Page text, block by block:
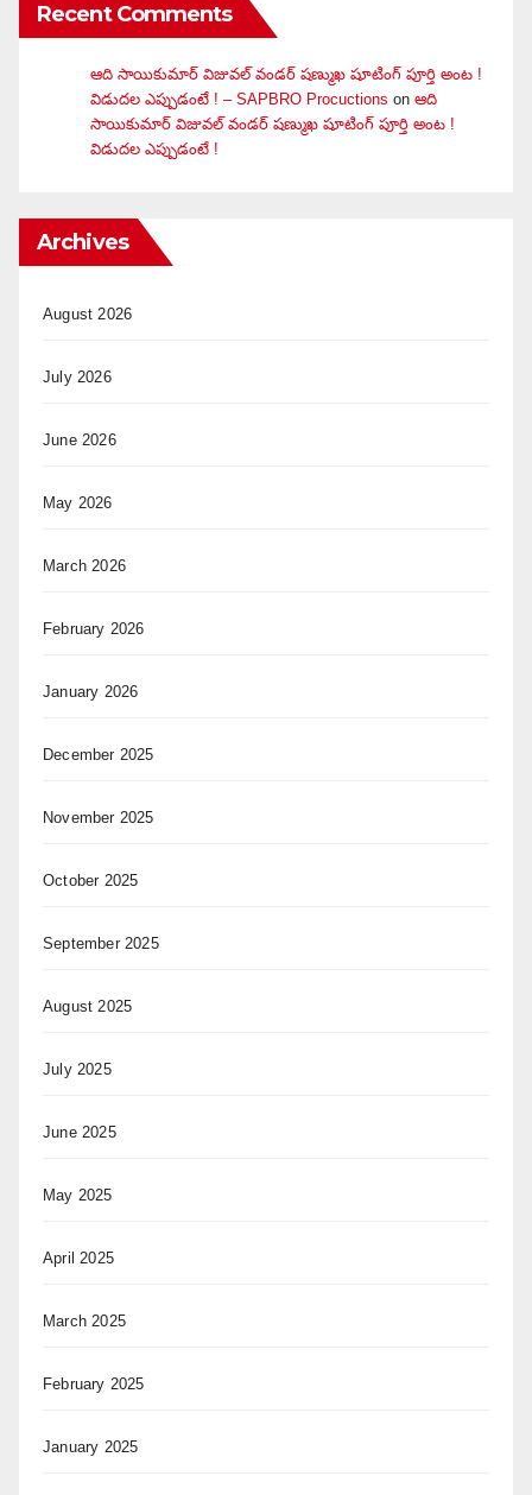
Recent Comments
ఆది సాయికుమార్ విజువ‌ల్ వండ‌ర్ ష‌ణ్ముఖ షూటింగ్ పూర్తి అంట !
విడుదల ఎప్పుడంటే ! – SAPBRO Procuctions on ఆది
సాయికుమార్ విజువ‌ల్ వండ‌ర్ ష‌ణ్ముఖ షూటింగ్ పూర్తి అంట !
విడుదల ఎప్పుడంటే !
Archives
August 2026
July 2026
June 2026
May 2026
March 2026
February 2026
January 2026
December 2025
November 2025
October 2025
September 2025
August 2025
July 2025
June 2025
May 2025
April 2025
March 2025
February 2025
January 2025